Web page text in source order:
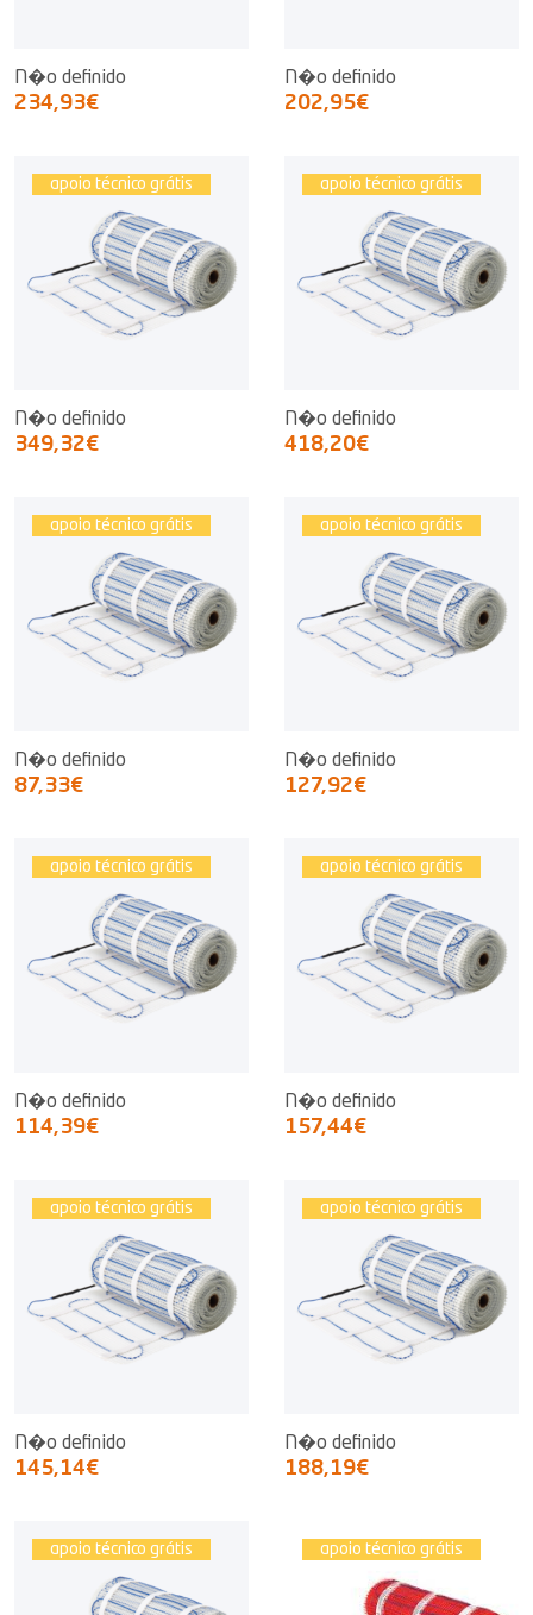
N�o definido
234,93€
N�o definido
202,95€
apoio técnico grátis
N�o definido
349,32€
apoio técnico grátis
N�o definido
418,20€
apoio técnico grátis
N�o definido
87,33€
apoio técnico grátis
N�o definido
127,92€
apoio técnico grátis
N�o definido
114,39€
apoio técnico grátis
N�o definido
157,44€
apoio técnico grátis
N�o definido
145,14€
apoio técnico grátis
N�o definido
188,19€
apoio técnico grátis apoio técnico grátis